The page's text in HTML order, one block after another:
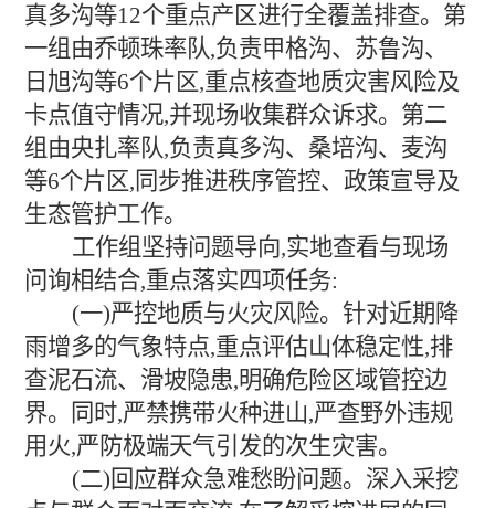
真多沟等12个重点产区进行全覆盖排查。第
一组由乔顿珠率队,负责甲格沟、苏鲁沟、
日旭沟等6个片区,重点核查地质灾害风险及
卡点值守情况,并现场收集群众诉求。第二
组由央扎率队,负责真多沟、桑培沟、麦沟
等6个片区,同步推进秩序管控、政策宣导及
生态管护工作。
工作组坚持问题导向,实地查看与现场
问询相结合,重点落实四项任务:
(一)严控地质与火灾风险。针对近期降
雨增多的气象特点,重点评估山体稳定性,排
查泥石流、滑坡隐患,明确危险区域管控边
界。同时,严禁携带火种进山,严查野外违规
用火,严防极端天气引发的次生灾害。
(二)回应群众急难愁盼问题。深入采挖